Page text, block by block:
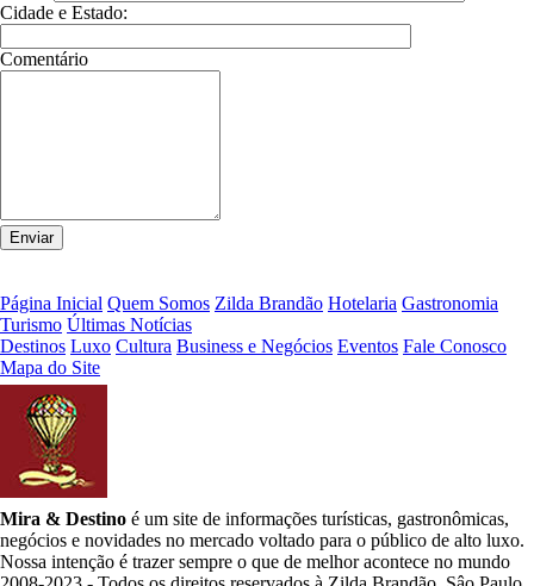
Cidade e Estado:
Comentário
Página Inicial Quem Somos Zilda Brandão Hotelaria Gastronomia
Turismo Últimas Notícias
Destinos Luxo Cultura Business e Negócios Eventos Fale Conosco
Mapa do Site
Mira & Destino é um site de informações turísticas, gastronômicas,
negócios e novidades no mercado voltado para o público de alto luxo.
Nossa intenção é trazer sempre o que de melhor acontece no mundo